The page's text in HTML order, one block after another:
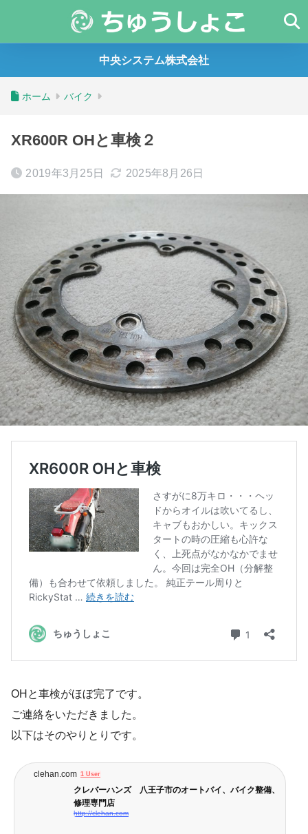
中央システム株式会社
ホーム バイク
XR600R OHと車検２
2019年3月25日 2025年8月26日
OHと車検がほぼ完了です。
ご連絡をいただきました。
以下はそのやりとりです。
clehan.com 1 User
クレバーハンズ 八王子市のオートバイ、バイク整備、
修理専門店
http://clehan.com